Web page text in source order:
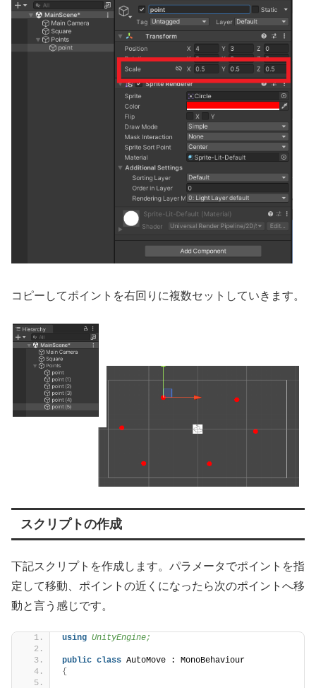
コピーしてポイントを右回りに複数セットしていきます。
スクリプトの作成
下記スクリプトを作成します。パラメータでポイントを指
定して移動、ポイントの近くになったら次のポイントへ移
動と言う感じです。
using UnityEngine;
public class AutoMove : MonoBehaviour
{